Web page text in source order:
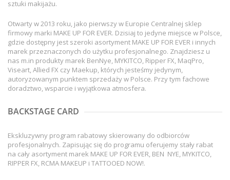
sztuki makijażu.
Otwarty w 2013 roku, jako pierwszy w Europie Centralnej sklep
firmowy marki MAKE UP FOR EVER. Dzisiaj to jedyne miejsce w Polsce,
gdzie dostępny jest szeroki asortyment MAKE UP FOR EVER i innych
marek przeznaczonych do użytku profesjonalnego. Znajdziesz u
nas m.in produkty marek BenNye, MYKITCO, Ripper FX, MaqPro,
Viseart, Allied FX czy Maekup, których jesteśmy jedynym,
autoryzowanym punktem sprzedaży w Polsce. Przy tym fachowe
doradztwo, wsparcie i wyjątkowa atmosfera.
BACKSTAGE CARD
Ekskluzywny program rabatowy skierowany do odbiorców
profesjonalnych. Zapisując się do programu oferujemy stały rabat
na cały asortyment marek MAKE UP FOR EVER, BEN NYE, MYKITCO,
RIPPER FX, RCMA MAKEUP i TATTOOED NOW!.